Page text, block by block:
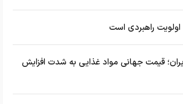
راهبردی است
قیمت جهانی مواد غذایی به شدت افزایش